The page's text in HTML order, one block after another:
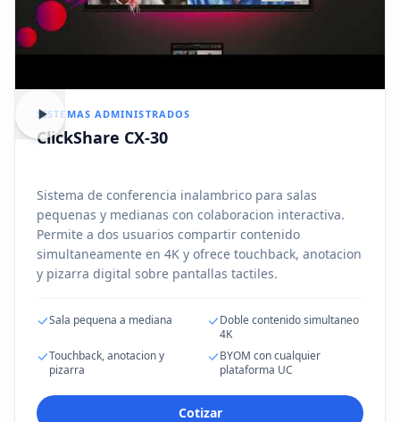
SISTEMAS ADMINISTRADOS
ClickShare CX-30
Sistema de conferencia inalambrico para salas
pequenas y medianas con colaboracion interactiva.
Permite a dos usuarios compartir contenido
simultaneamente en 4K y ofrece touchback, anotacion
y pizarra digital sobre pantallas tactiles.
Sala pequena a mediana
Doble contenido simultaneo
4K
Touchback, anotacion y
pizarra
BYOM con cualquier
plataforma UC
Cotizar